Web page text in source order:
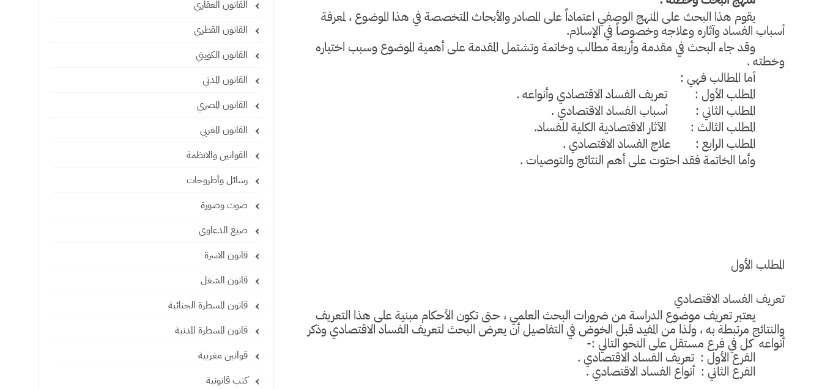
يقوم هذا البحث على المنهج الوصفي اعتماداً على المصادر والأبحاث المتخصصة في هذا الموضوع ، لمعرفة
أسباب الفساد وآثاره وعلاجه وخصوصاً في الإسلام.
وقد جاء البحث في مقدمة وأربعة مطالب وخاتمة وتشتمل المقدمة على أهمية الموضوع وسبب اختياره
وخطته .
أما المطالب فهي :
المطلب الأول : تعريف الفساد الاقتصادي وأنواعه .
المطلب الثاني : أسباب الفساد الاقتصادي .
المطلب الثالث : الآثار الاقتصادية الكلية للفساد.
المطلب الرابع : علاج الفساد الاقتصادي .
وأما الخاتمة فقد احتوت على أهم النتائج والتوصيات .
المطلب الأول
تعريف الفساد الاقتصادي
يعتبر تعريف موضوع الدراسة من ضرورات البحث العلمي ، حتى تكون الأحكام مبنية على هذا التعريف
والنتائج مرتبطة به ، ولذا من المفيد قبل الخوض في التفاصيل أن يعرض البحث لتعريف الفساد الاقتصادي وذكر
أنواعه كل في فرع مستقل على النحو التالي :-
الفرع الأول : تعريف الفساد الاقتصادي .
الفرع الثاني : أنواع الفساد الاقتصادي .
القانون العقاري
القانون القطري
القانون الكويتي
القانون المدني
القانون المصري
القانون المغربي
القوانين والانظمة
رسائل وأطروحات
صوت وصورة
صيغ الدعاوى
قانون الاسرة
قانون الشغل
قانون المسطرة الجنائية
قانون المسطرة المدنية
قوانين مغربية
كتب قانونية